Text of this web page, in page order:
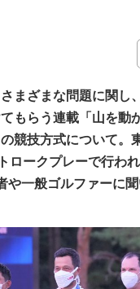
まざまな問題に関し
もらう連載「山を動
競技方式について。
ロークプレーで行わ
一般ゴルファーに聞